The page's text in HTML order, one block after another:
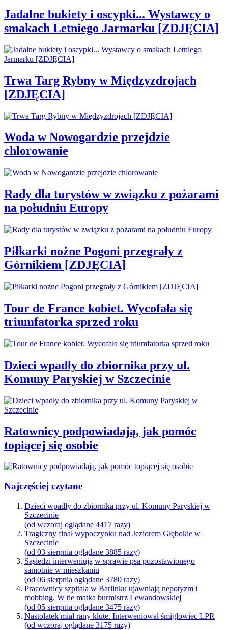
Jadalne bukiety i oscypki... Wystawcy o
smakach Letniego Jarmarku [ZDJĘCIA]
Trwa Targ Rybny w Międzyzdrojach
[ZDJĘCIA]
Woda w Nowogardzie przejdzie
chlorowanie
Rady dla turystów w związku z pożarami
na południu Europy
Piłkarki nożne Pogoni przegrały z
Górnikiem [ZDJĘCIA]
Tour de France kobiet. Wycofała się
triumfatorka sprzed roku
Dzieci wpadły do zbiornika przy ul.
Komuny Paryskiej w Szczecinie
Ratownicy podpowiadają, jak pomóc
topiącej się osobie
Najczęściej czytane
Dzieci wpadły do zbiornika przy ul. Komuny Paryskiej w
Szczecinie
(od wczoraj oglądane 4417 razy)
Tragiczny finał wypoczynku nad Jeziorem Głębokie w
Szczecinie
(od 03 sierpnia oglądane 3885 razy)
Sąsiedzi interweniują w sprawie psa pozostawionego
samotnie w mieszkaniu
(od 06 sierpnia oglądane 3780 razy)
Pracownicy szpitala w Barlinku ujawniają nepotyzm i
mobbing. W tle matka burmistrz Lewandowskiej
(od 05 sierpnia oglądane 3475 razy)
Nastolatek miał rany kłute. Interweniował śmigłowiec LPR
(od wczoraj oglądane 3175 razy)